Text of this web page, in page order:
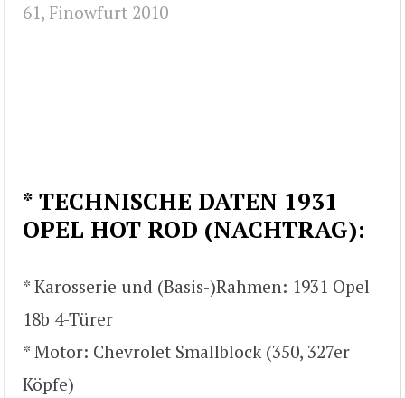
61, Finowfurt 2010
* TECHNISCHE DATEN 1931
OPEL HOT ROD (NACHTRAG):
* Karosserie und (Basis-)Rahmen: 1931 Opel
18b 4-Türer
* Motor: Chevrolet Smallblock (350, 327er
Köpfe)